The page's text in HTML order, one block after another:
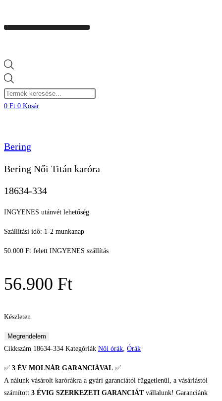
search
0 Ft 0 Kosár
Bering
Bering Női Titán karóra
18634-334
INGYENES utánvét lehetőség
Szállítási idő: 1-2 munkanap
50.000 Ft felett INGYENES szállítás
56.900 Ft
Készleten
Bering
Női
karóra
Megrendelem
Cikkszám 18634-334 Kategóriák Női órák, Órák
✅ 3 ÉV MOLNÁR GARANCIÁVAL ✅
A nálunk vásárolt karórákra a gyári garanciától függetlenül, a vásárlástól
számított 3 ÉVIG SZERKEZETI GARANCIÁTvállalunk! Garanciánk